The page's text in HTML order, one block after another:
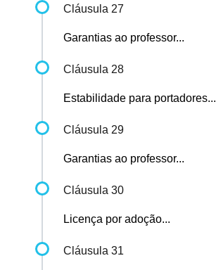
Cláusula 27
Garantias ao professor...
Cláusula 28
Estabilidade para portadores...
Cláusula 29
Garantias ao professor...
Cláusula 30
Licença por adoção...
Cláusula 31